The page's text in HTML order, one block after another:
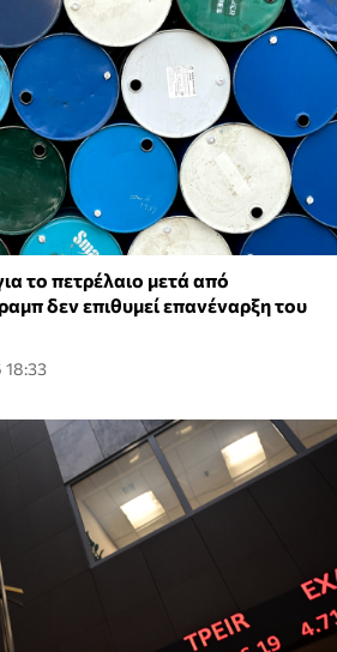
το πετρέλαιο μετά από
δεν επιθυμεί επανέναρξη του